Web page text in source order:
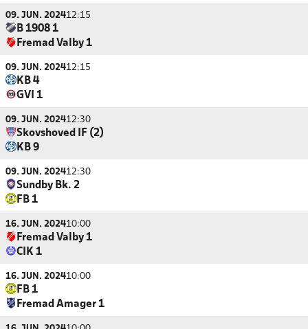
09. JUN. 202412:15
B 1908 1
Fremad Valby 1
09. JUN. 202412:15
KB 4
GVI 1
09. JUN. 202412:30
Skovshoved IF (2)
KB 9
09. JUN. 202412:30
Sundby Bk. 2
FB 1
16. JUN. 202410:00
Fremad Valby 1
CIK 1
16. JUN. 202410:00
FB 1
Fremad Amager 1